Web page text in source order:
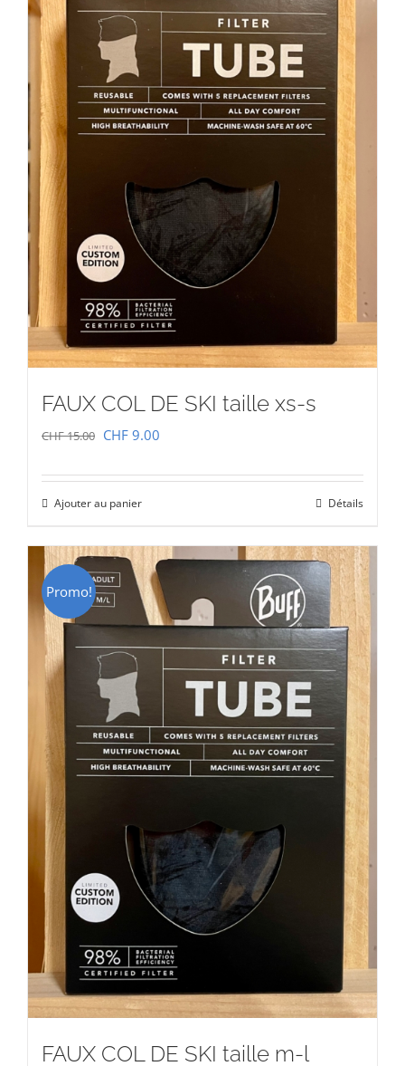
FAUX COL DE SKI taille xs-s
CHF15.00 Le
initial
était :
CHF 15.00.
CHF 9.00
actuel
CHF 9.00.
Ajouter au panier Détails
Promo!
FAUX COL DE SKI taille m-l